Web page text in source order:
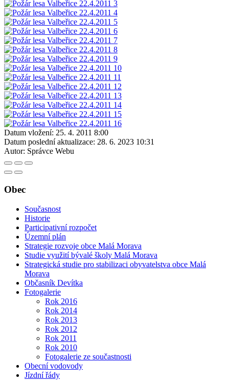
Datum vložení: 25. 4. 2011 8:00
Datum poslední aktualizace: 28. 6. 2023 10:31
Autor: Správce Webu
Obec
Současnost
Historie
Participativní rozpočet
Územní plán
Strategie rozvoje obce Malá Morava
Studie využití bývalé školy Malá Morava
Strategická studie pro stabilizaci obyvatelstva obce Malá
Morava
Občasník Devítka
Fotogalerie
Rok 2016
Rok 2014
Rok 2013
Rok 2012
Rok 2011
Rok 2010
Fotogalerie ze součastnosti
Obecní vodovody
Jízdní řády